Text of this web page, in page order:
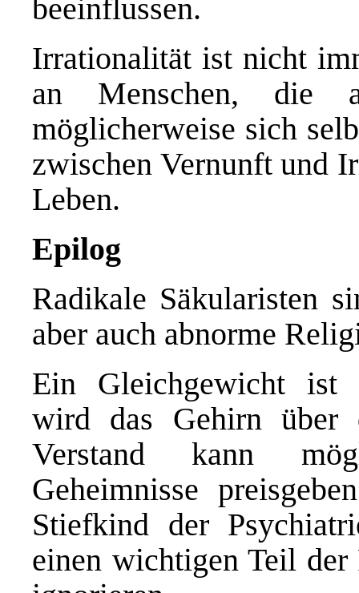
beeinflussen.
Irrationalität ist nicht
an Menschen, die
möglicherweise sich
zwischen Vernunft und
Leben.
Epilog
Radikale Säkularisten
aber auch abnorme
Ein Gleichgewicht ist
wird das Gehirn über
Verstand kann
Geheimnisse
Stiefkind der
einen wichtigen Teil